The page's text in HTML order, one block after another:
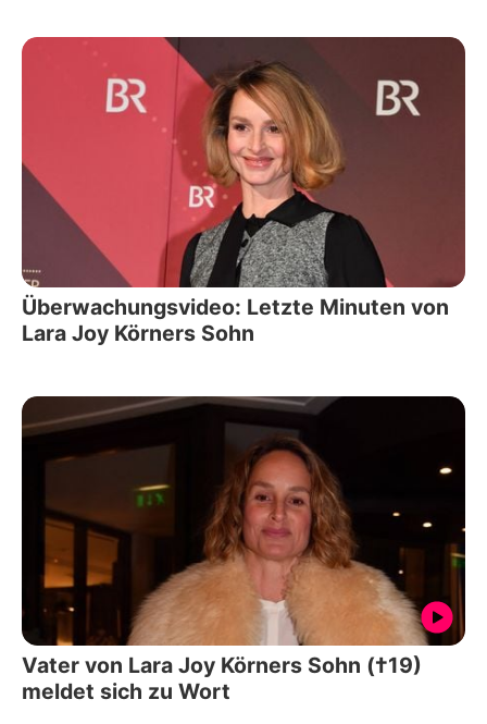
Überwachungsvideo: Letzte Minuten von
Lara Joy Körners Sohn
Vater von Lara Joy Körners Sohn (†19)
meldet sich zu Wort